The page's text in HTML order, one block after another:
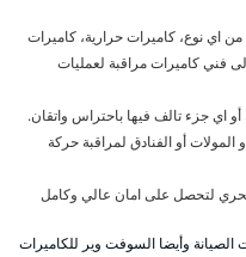
اي نوع، كاميرات حرارية، كاميرات
فني كاميرات مراقبة لعمليات
اي جزء تالف فيها باحتراس واتقان.
أو الفنادق لمراقبة حركة
لتحصل على امان عالي وكامل
وأيضا السوفت وير للكاميرات